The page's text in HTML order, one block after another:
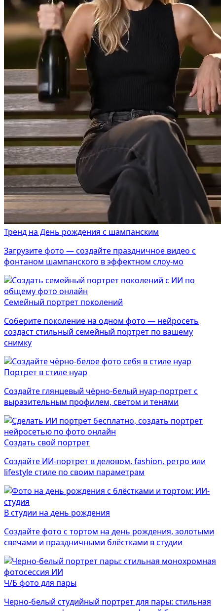
Тренд на День рождения с шампанским
Загрузите фото — создайте праздничное видео с
фонтаном шампанского в эффектном слоу-мо
Семейный портрет поколений
Соберите поколение на одном фото — нейросеть
создаст стильный семейный портрет по вашему
снимку
Портрет в стиле нуар
Создайте глянцевый чёрно-белый нуар-портрет с
выразительным профилем, светом и тенями
Создать свой портрет
Создайте ИИ-портрет в деловом, fashion, ретро или
lifestyle стиле по своим параметрам
В студии на день рождения
Создайте фото с тортом на день рождения, золотыми
свечами и праздничными блёстками в студии
Ч/Б фото для пары
Черно-белый студийный портрет для пары: стильная